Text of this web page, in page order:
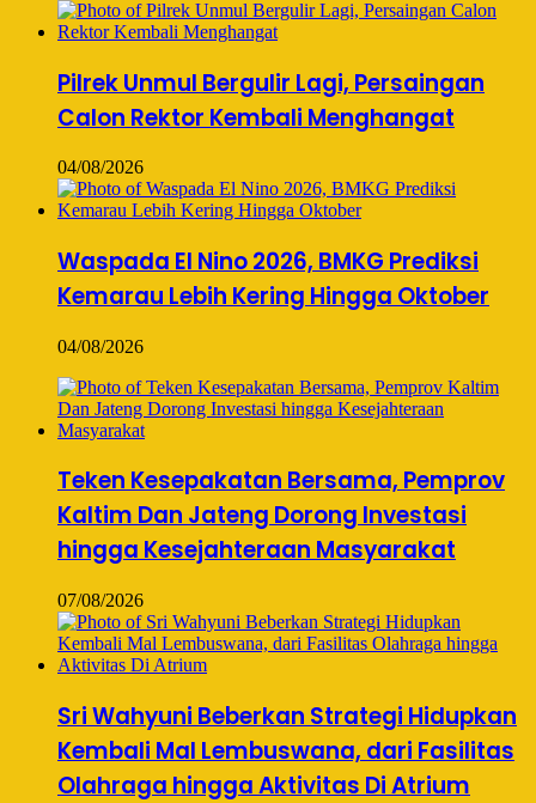
Pilrek Unmul Bergulir Lagi, Persaingan
Calon Rektor Kembali Menghangat
04/08/2026
Waspada El Nino 2026, BMKG Prediksi
Kemarau Lebih Kering Hingga Oktober
04/08/2026
Teken Kesepakatan Bersama, Pemprov
Kaltim Dan Jateng Dorong Investasi
hingga Kesejahteraan Masyarakat
07/08/2026
Sri Wahyuni Beberkan Strategi Hidupkan
Kembali Mal Lembuswana, dari Fasilitas
Olahraga hingga Aktivitas Di Atrium